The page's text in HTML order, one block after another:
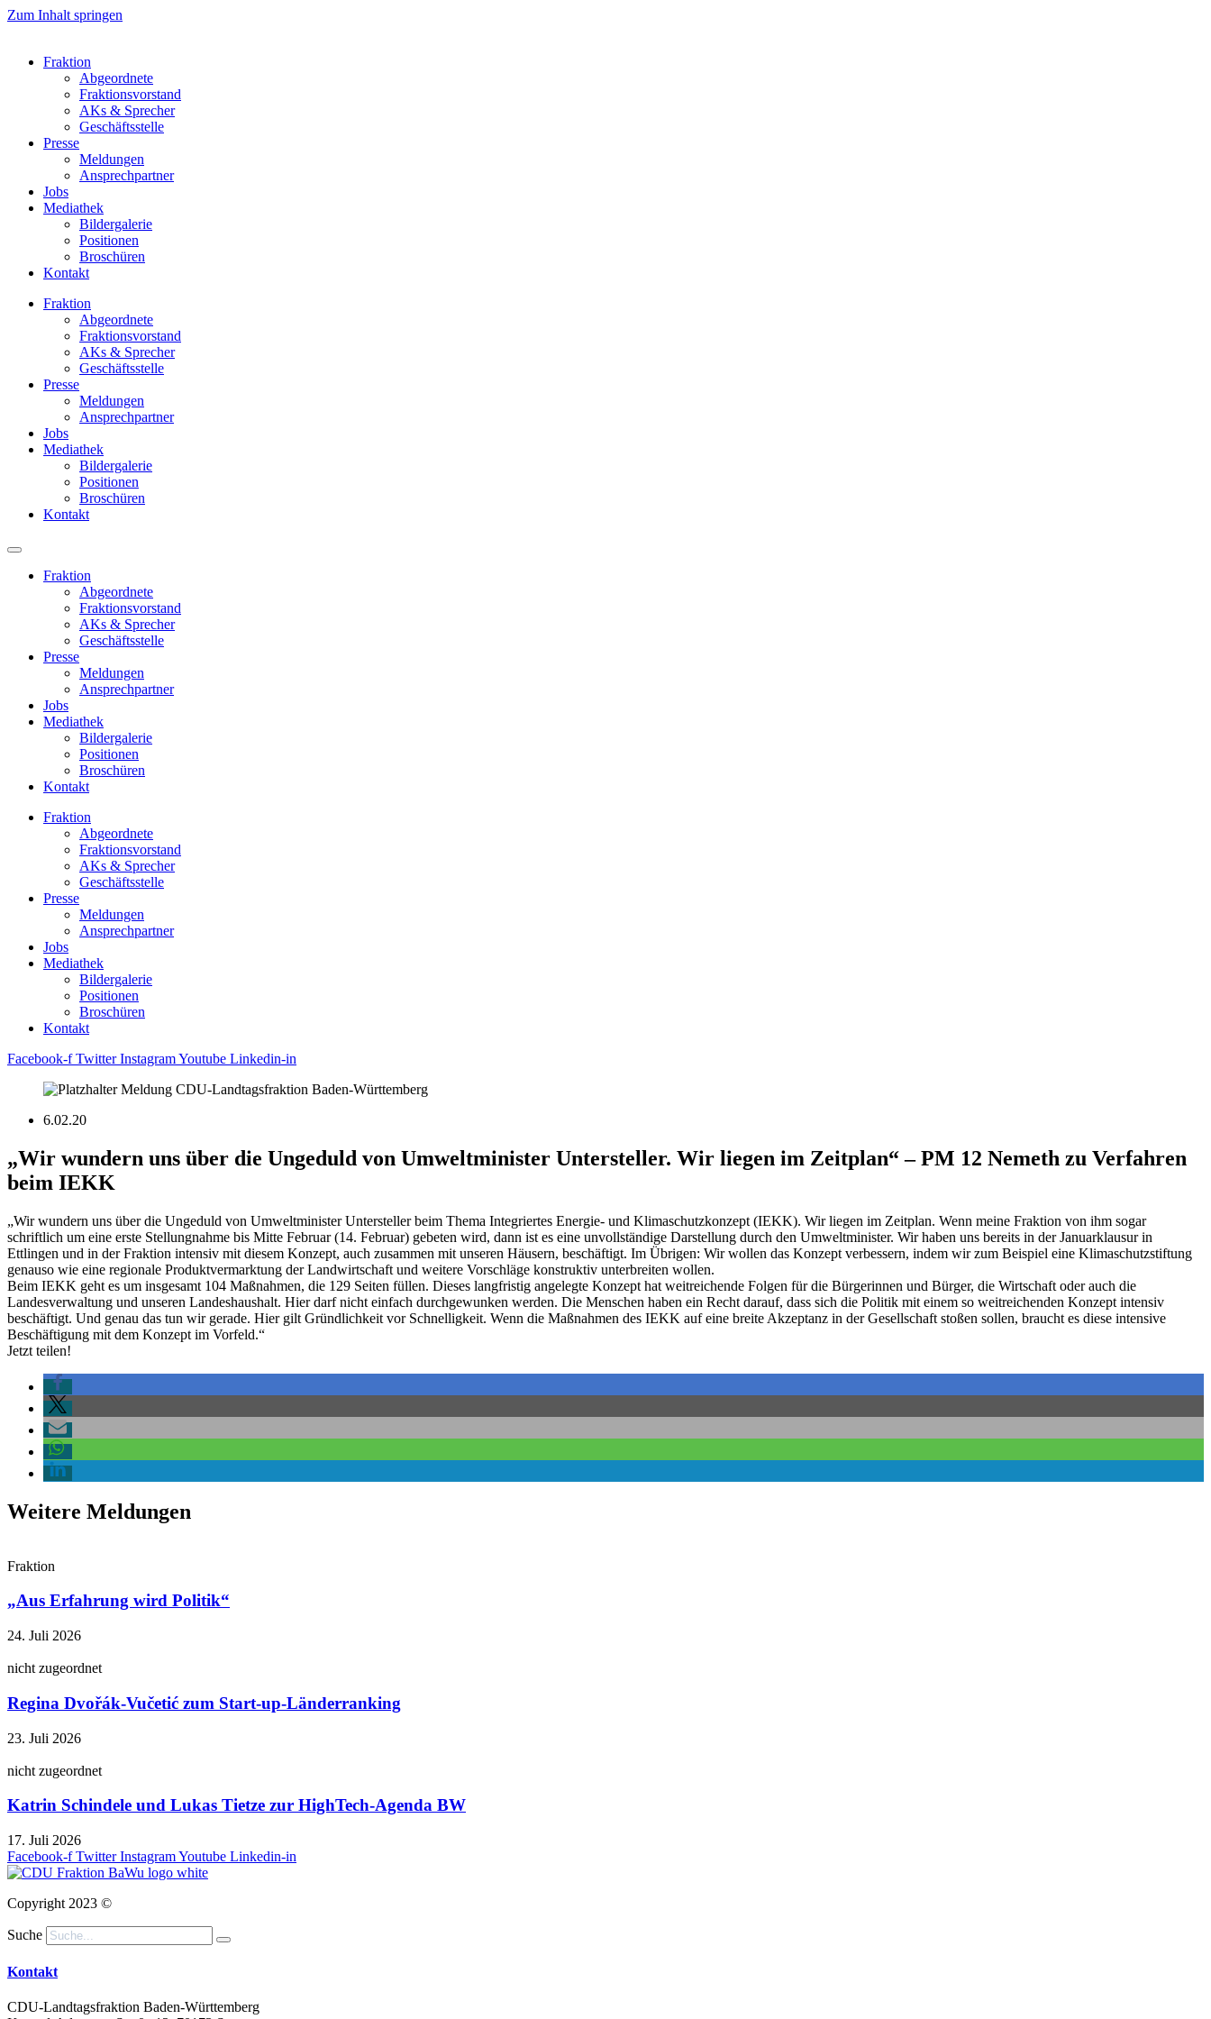
Zum Inhalt springen
Fraktion
Abgeordnete
Fraktions­vorstand
AKs & Sprecher
Geschäftsstelle
Presse
Meldungen
Ansprechpartner
Jobs
Mediathek
Bildergalerie
Positionen
Broschüren
Kontakt
Fraktion
Abgeordnete
Fraktions­vorstand
AKs & Sprecher
Geschäftsstelle
Presse
Meldungen
Ansprechpartner
Jobs
Mediathek
Bildergalerie
Positionen
Broschüren
Kontakt
Fraktion
Abgeordnete
Fraktions­vorstand
AKs & Sprecher
Geschäftsstelle
Presse
Meldungen
Ansprechpartner
Jobs
Mediathek
Bildergalerie
Positionen
Broschüren
Kontakt
Fraktion
Abgeordnete
Fraktions­vorstand
AKs & Sprecher
Geschäftsstelle
Presse
Meldungen
Ansprechpartner
Jobs
Mediathek
Bildergalerie
Positionen
Broschüren
Kontakt
Facebook-f Twitter InstagramYoutube Linkedin-in
6.02.20
„Wir wundern uns über die Ungeduld von Umweltminister Untersteller. Wir liegen im Zeitplan“ – PM 12 Nemeth zu Verfahren
beim IEKK
„Wir wundern uns über die Ungeduld von Umweltminister Untersteller beim Thema Integriertes Energie- und Klimaschutzkonzept (IEKK). Wir liegen im Zeitplan. Wenn meine Fraktion von ihm sogar
schriftlich um eine erste Stellungnahme bis Mitte Februar (14. Februar) gebeten wird, dann ist es eine unvollständige Darstellung durch den Umweltminister. Wir haben uns bereits in der Januarklausur in
Ettlingen und in der Fraktion intensiv mit diesem Konzept, auch zusammen mit unseren Häusern, beschäftigt. Im Übrigen: Wir wollen das Konzept verbessern, indem wir zum Beispiel eine Klimaschutzstiftung
genauso wie eine regionale Produktvermarktung der Landwirtschaft und weitere Vorschläge konstruktiv unterbreiten wollen.
Beim IEKK geht es um insgesamt 104 Maßnahmen, die 129 Seiten füllen. Dieses langfristig angelegte Konzept hat weitreichende Folgen für die Bürgerinnen und Bürger, die Wirtschaft oder auch die
Landesverwaltung und unseren Landeshaushalt. Hier darf nicht einfach durchgewunken werden. Die Menschen haben ein Recht darauf, dass sich die Politik mit einem so weitreichenden Konzept intensiv
beschäftigt. Und genau das tun wir gerade. Hier gilt Gründlichkeit vor Schnelligkeit. Wenn die Maßnahmen des IEKK auf eine breite Akzeptanz in der Gesellschaft stoßen sollen, braucht es diese intensive
Beschäftigung mit dem Konzept im Vorfeld.“
Jetzt teilen!
Weitere Meldungen
Fraktion
„Aus Erfahrung wird Politik“
24. Juli 2026
nicht zugeordnet
Regina Dvořák-Vučetić zum Start-up-Länderranking
23. Juli 2026
nicht zugeordnet
Katrin Schindele und Lukas Tietze zur HighTech-Agenda BW
17. Juli 2026
Facebook-f Twitter InstagramYoutube Linkedin-in
Copyright 2023 ©
Suche
Kontakt
CDU-Landtagsfraktion Baden-Württemberg